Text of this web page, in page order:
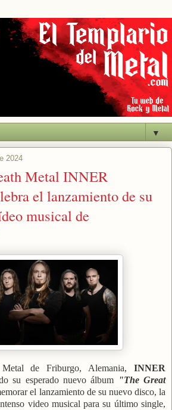
▼
2024
Metal INNER
el lanzamiento de su
musical de
de Friburgo, Alemania, INNER
su esperado nuevo álbum "The Great
el lanzamiento de su nuevo disco, la
video musical para su último single,